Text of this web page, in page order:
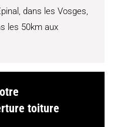
dans les Vosges,
les 50km aux
toiture